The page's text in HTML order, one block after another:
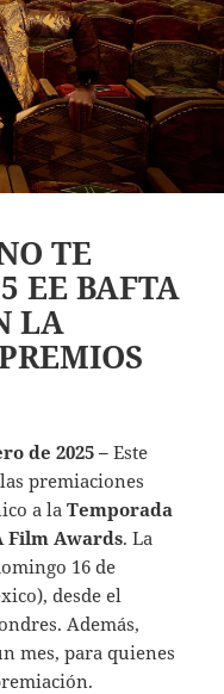
TE
EE BAFTA
LA
de 2025 –Este
premiaciones
a la Temporada
Film Awards. La
16 de
desde el
Además,
mes, para quienes